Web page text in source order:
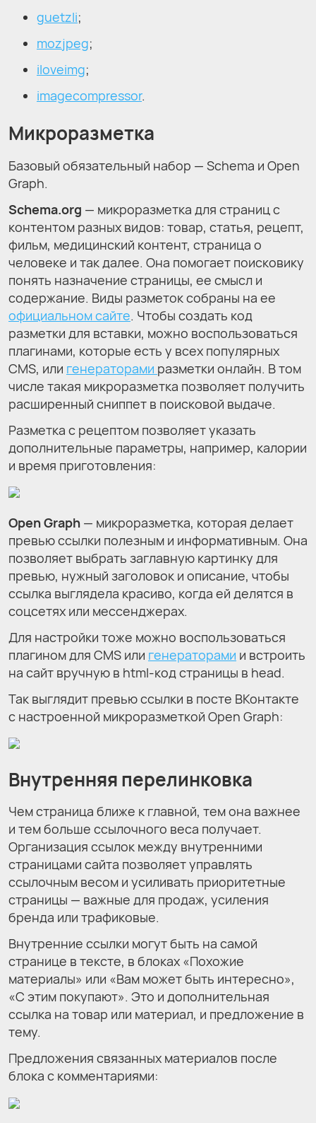
guetzli;
mozjpeg;
iloveimg;
imagecompressor.
Микроразметка
Базовый обязательный набор — Sсhema и Open
Graph.
Schema.org — микроразметка для страниц с
контентом разных видов: товар, статья, рецепт,
фильм, медицинский контент, страница о
человеке и так далее. Она помогает поисковику
понять назначение страницы, ее смысл и
содержание. Виды разметок собраны на ее
официальном сайте. Чтобы создать код
разметки для вставки, можно воспользоваться
плагинами, которые есть у всех популярных
CMS, или генераторами разметки онлайн. В том
числе такая микроразметка позволяет получить
расширенный сниппет в поисковой выдаче.
Разметка с рецептом позволяет указать
дополнительные параметры, например, калории
и время приготовления:
Open Graph — микроразметка, которая делает
превью ссылки полезным и информативным. Она
позволяет выбрать заглавную картинку для
превью, нужный заголовок и описание, чтобы
ссылка выглядела красиво, когда ей делятся в
соцсетях или мессенджерах.
Для настройки тоже можно воспользоваться
плагином для CMS или генераторами и встроить
на сайт вручную в html-код страницы в head.
Так выглядит превью ссылки в посте ВКонтакте
с настроенной микроразметкой Open Graph:
Внутренняя перелинковка
Чем страница ближе к главной, тем она важнее
и тем больше ссылочного веса получает.
Организация ссылок между внутренними
страницами сайта позволяет управлять
ссылочным весом и усиливать приоритетные
страницы — важные для продаж, усиления
бренда или трафиковые.
Внутренние ссылки могут быть на самой
странице в тексте, в блоках «Похожие
материалы» или «Вам может быть интересно»,
«С этим покупают». Это и дополнительная
ссылка на товар или материал, и предложение в
тему.
Предложения связанных материалов после
блока с комментариями: